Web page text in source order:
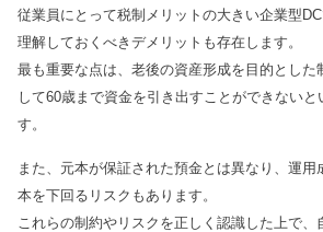
従業員にとって税制メリットの大きい企業型
理解しておくべきデメリットも存在します。
最も重要な点は、老後の資産形成を目的とした
して60歳まで資金を引き出すことができない
す。
また、元本が保証された預金とは異なり、運
本を下回るリスクもあります。
これらの制約やリスクを正しく認識した上で、